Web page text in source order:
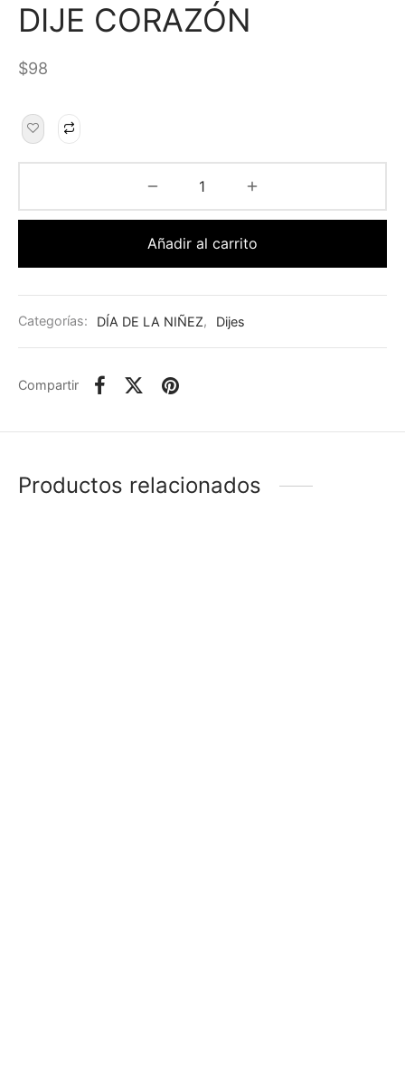
DIJE CORAZÓN
$98
Añadir al carrito
Categorías: DÍA DE LA NIÑEZ, Dijes
Compartir
Productos relacionados